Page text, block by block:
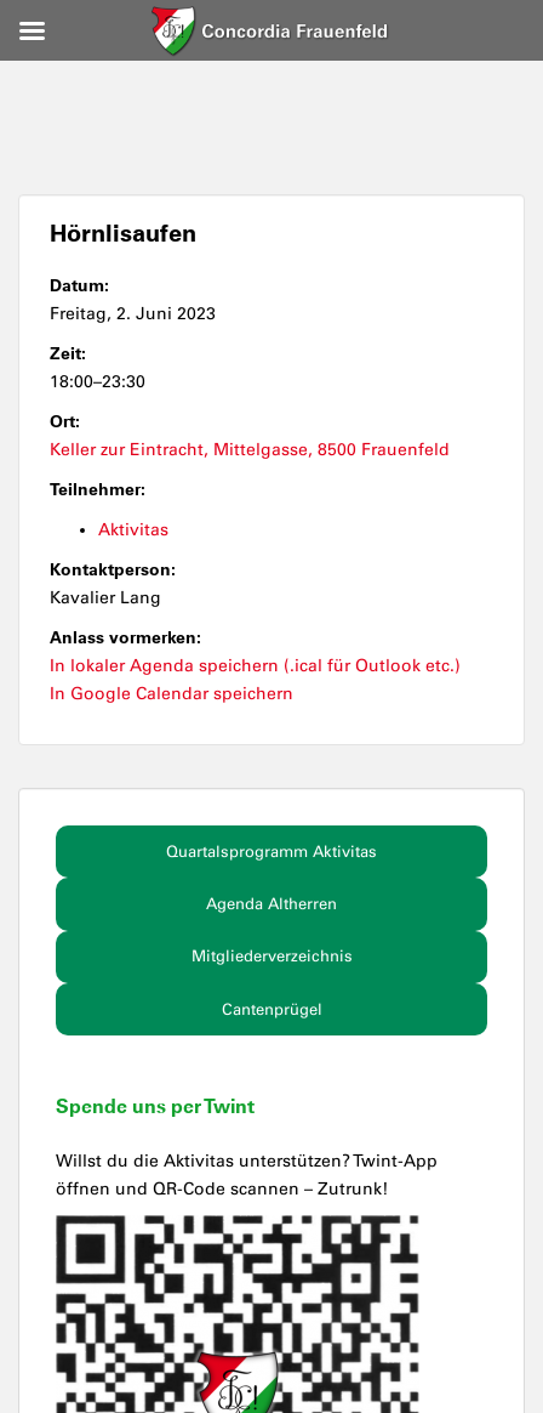
Hörnlisaufen
Datum:
Freitag, 2. Juni 2023
Zeit:
18:00–23:30
Ort:
Keller zur Eintracht, Mittelgasse, 8500 Frauenfeld
Teilnehmer:
Aktivitas
Kontaktperson:
Kavalier Lang
Anlass vormerken:
In lokaler Agenda speichern (.ical für Outlook etc.)
In Google Calendar speichern
Quartalsprogramm Aktivitas
Agenda Altherren
Mitgliederverzeichnis
Cantenprügel
Spende uns per Twint
Willst du die Aktivitas unterstützen? Twint-App
öffnen und QR-Code scannen – Zutrunk!